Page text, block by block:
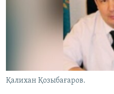
Қалихан Қозыбағаров.